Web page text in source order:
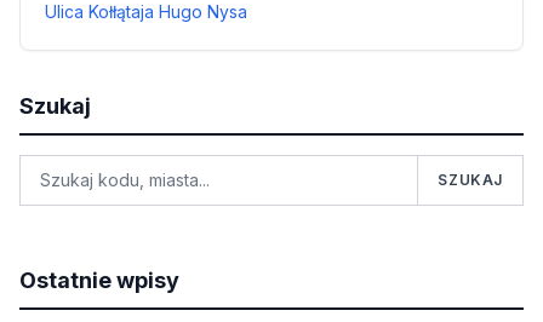
Ulica Kołłątaja Hugo Nysa
Szukaj
SZUKAJ
Ostatnie wpisy